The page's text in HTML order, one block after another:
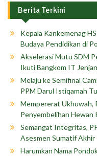
Berita Terkini
Kepala Kankemenag
Budaya Pendidikan di
Akselerasi Mutu SDM
Ikuti Bangkom IT
Melaju ke Semifinal
PPM Darul Istiqamah
Mempererat Ukhuwah,
Penyembelihan Hewan
Semangat Integritas,
Asesmen Sumatif Akhir
Harumkan Nama